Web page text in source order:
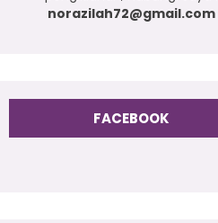
norazilah72@gmail.com
FACEBOOK